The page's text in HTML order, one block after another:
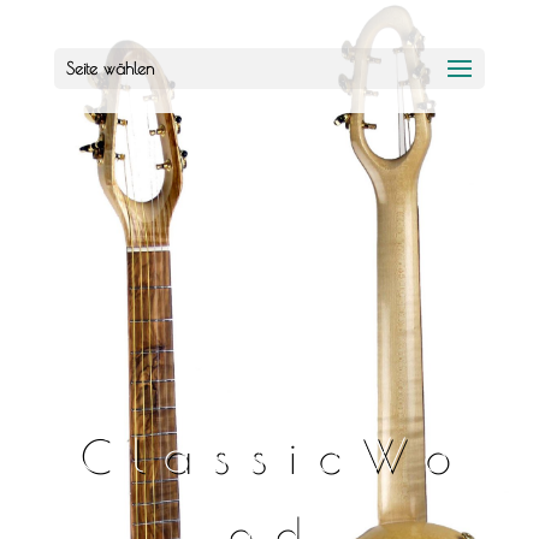
Seite wählen
ClassicWo